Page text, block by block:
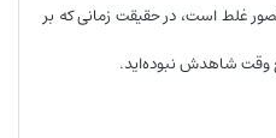
غلط است، در حقیقت زمانی که بر
وقت شاهدش نبوده‌اید.